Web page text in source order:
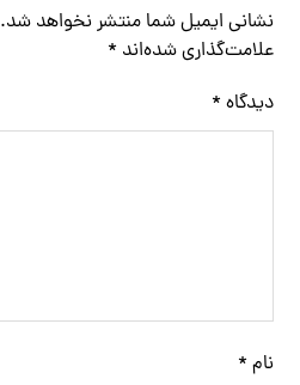
نشانی ایمیل شما منتشر نخواهد شد.
علامت‌گذاری شده‌اند *
دیدگاه *
نام *